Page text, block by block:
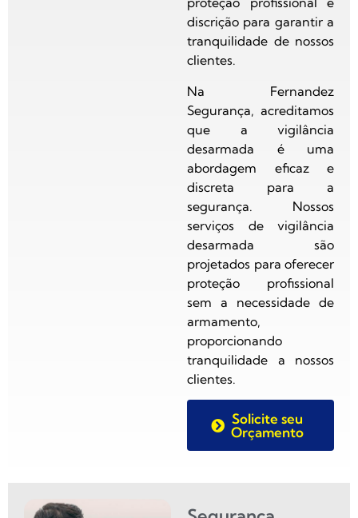
discrição para garantir a
tranquilidade de nossos
clientes.
Na Fernandez
Segurança, acreditamos
que a vigilância
desarmada é uma
abordagem eficaz e
discreta para a
segurança. Nossos
serviços de vigilância
desarmada são
projetados para oferecer
proteção profissional
sem a necessidade de
armamento,
proporcionando
tranquilidade a nossos
clientes.
Solicite seu
Orçamento